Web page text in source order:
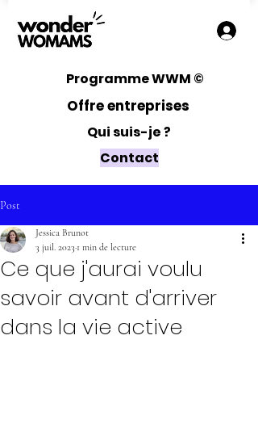
Programme WWM ©
Offre entreprises
Qui suis-je ?
Contact
Post
Ce que j'aurai voulu
savoir avant d'arriver
dans la vie active
Jessica Brunot
3 juil. 2023 1 min de lecture